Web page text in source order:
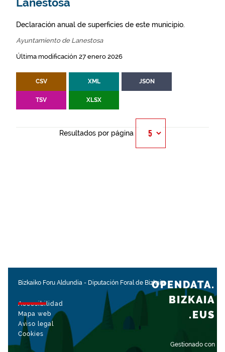
Lanestosa
Declaración anual de superficies de este municipio.
Ayuntamiento de Lanestosa
Última modificación 27 enero 2026
CSV XML JSON
TSV XLSX
Resultados por página
Bizkaiko Foru Aldundia - Diputación Foral de Bizkaia
Accesibilidad
Mapa web
Aviso legal
Cookies
Gestionado con
OPENDATA.
BIZKAIA
.EUS